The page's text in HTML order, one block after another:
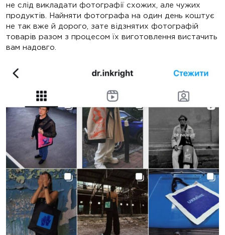
не слід викладати фотографії схожих, але чужих
продуктів. Найняти фотографа на один день коштує
не так вже й дорого, зате відзнятих фотографій
товарів разом з процесом їх виготовлення вистачить
вам надовго.